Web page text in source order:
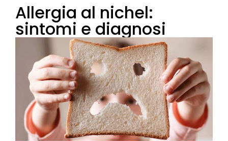
Allergia al nichel:
sintomi e diagnosi